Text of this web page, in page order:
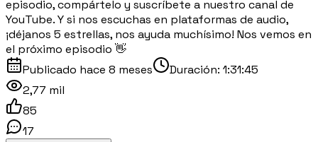
episodio, compártelo y suscríbete a nuestro canal de
YouTube. Y si nos escuchas en plataformas de audio,
¡déjanos 5 estrellas, nos ayuda muchísimo! Nos vemos en
el próximo episodio 👋
Publicado hace 8 meses Duración: 1:31:45
2,77 mil
85
17